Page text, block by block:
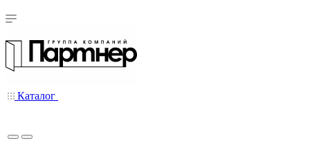
Каталог